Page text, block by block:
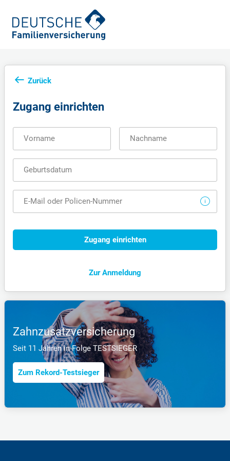
Zurück
Zugang einrichten
Vorname Nachname
Geburtsdatum
E-Mail oder Policen-Nummer
Zugang einrichten
Zur Anmeldung
Zahnzusatzversicherung
Seit 11 Jahren in Folge TESTSIEGER
Zum Rekord-Testsieger